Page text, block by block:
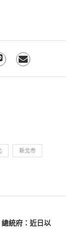
新北市
統府：近日以